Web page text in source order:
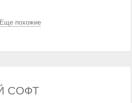
Еще похожие
СОФТ